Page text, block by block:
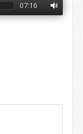
07:16